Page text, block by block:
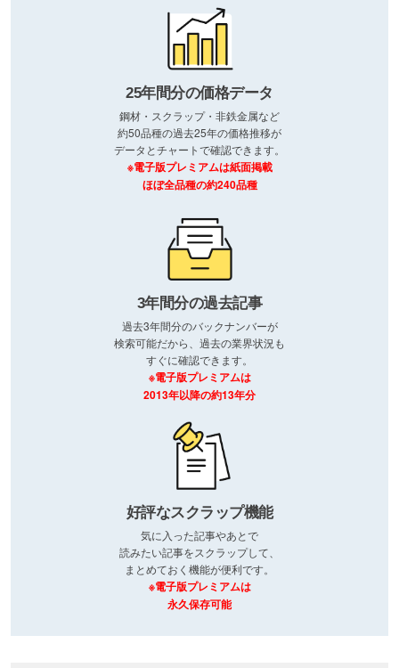
25年間分の価格データ
鋼材・スクラップ・非鉄金属など
約50品種の過去25年の価格推移が
データとチャートで確認できます。
※電子版プレミアムは紙面掲載
ほぼ全品種の約240品種
3年間分の過去記事
過去3年間分のバックナンバーが
検索可能だから、過去の業界状況も
すぐに確認できます。
※電子版プレミアムは
2013年以降の約13年分
好評なスクラップ機能
気に入った記事やあとで
読みたい記事をスクラップして、
まとめておく機能が便利です。
※電子版プレミアムは
永久保存可能